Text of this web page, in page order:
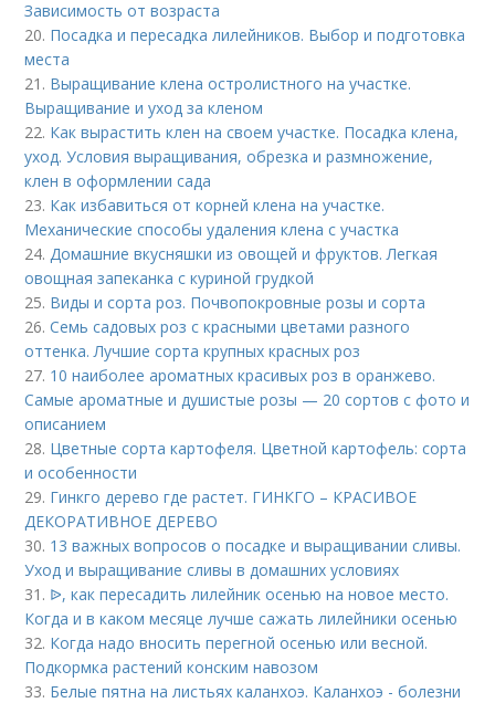
Зависимость от возраста
20. Посадка и пересадка лилейников. Выбор и подготовка
места
21. Выращивание клена остролистного на участке.
Выращивание и уход за кленом
22. Как вырастить клен на своем участке. Посадка клена,
уход. Условия выращивания, обрезка и размножение,
клен в оформлении сада
23. Как избавиться от корней клена на участке.
Механические способы удаления клена с участка
24.Домашние вкусняшки из овощей и фруктов. Легкая
овощная запеканка с куриной грудкой
25. Виды и сорта роз. Почвопокровные розы и сорта
26.Семь садовых роз с красными цветами разного
оттенка. Лучшие сорта крупных красных роз
27. 10 наиболее ароматных красивых роз в оранжево.
Самые ароматные и душистые розы — 20 сортов с фото и
описанием
28. Цветные сорта картофеля. Цветной картофель: сорта
и особенности
29. Гинкго дерево где растет. ГИНКГО – КРАСИВОЕ
ДЕКОРАТИВНОЕ ДЕРЕВО
30. 13 важных вопросов о посадке и выращивании сливы.
Уход и выращивание сливы в домашних условиях
31. ᐉ, как пересадить лилейник осенью на новое место.
Когда и в каком месяце лучше сажать лилейники осенью
32. Когда надо вносить перегной осенью или весной.
Подкормка растений конским навозом
33. Белые пятна на листьях каланхоэ. Каланхоэ - болезни